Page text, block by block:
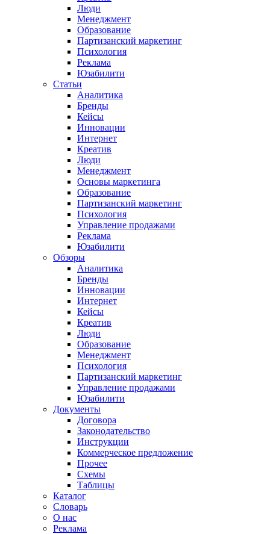
Люди
Менеджмент
Образование
Партизанский маркетинг
Психология
Реклама
Юзабилити
Статьи
Аналитика
Бренды
Кейсы
Инновации
Интернет
Креатив
Люди
Менеджмент
Основы маркетинга
Образование
Партизанский маркетинг
Психология
Управление продажами
Реклама
Юзабилити
Обзоры
Аналитика
Бренды
Инновации
Интернет
Кейсы
Креатив
Люди
Образование
Менеджмент
Психология
Партизанский маркетинг
Управление продажами
Юзабилити
Документы
Договора
Законодательство
Инструкции
Коммерческое предложение
Прочее
Схемы
Таблицы
Каталог
Словарь
О нас
Реклама